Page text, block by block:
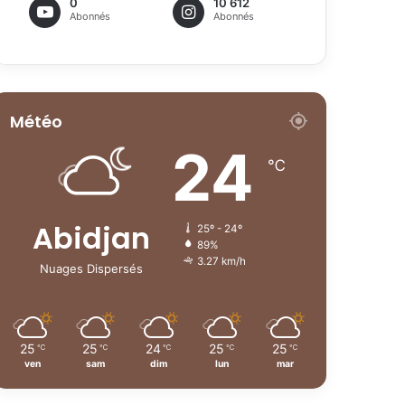
Abonnés Abonnés
Météo
Abidjan
Nuages Dispersés
24 ℃
25º - 24º
89%
3.27 km/h
25 ℃
ven
25 ℃
sam
24 ℃
dim
25 ℃
lun
25 ℃
mar